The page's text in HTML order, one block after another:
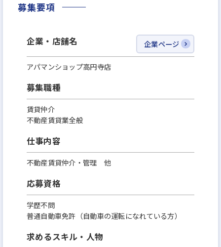
募集要項
企業・店舗名 企業ページ
アパマンショップ高円寺店
募集職種
賃貸仲介
不動産賃貸業全般
仕事内容
不動産賃貸仲介・管理 他
応募資格
学歴不問
普通自動車免許（自動車の運転になれている方）
求めるスキル・人物